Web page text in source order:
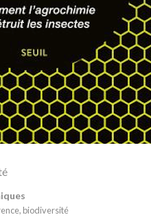
, biodiversité